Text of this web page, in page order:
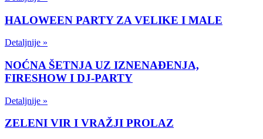
HALOWEEN PARTY ZA VELIKE I MALE
Detaljnije »
NOĆNA ŠETNJA UZ IZNENAĐENJA,
FIRESHOW I DJ-PARTY
Detaljnije »
ZELENI VIR I VRAŽJI PROLAZ